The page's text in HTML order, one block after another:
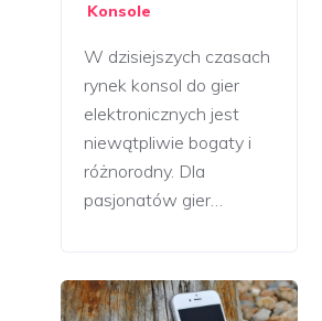
Konsole
W dzisiejszych czasach
rynek konsol do gier
elektronicznych jest
niewątpliwie bogaty i
różnorodny. Dla
pasjonatów gier…